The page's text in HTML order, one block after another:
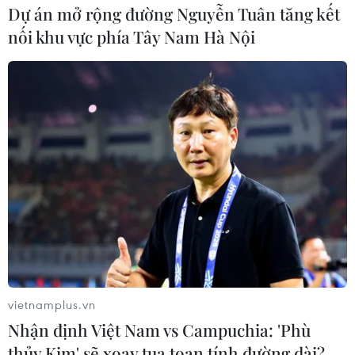
Xung đột Hamas-Israel: Saudi Arabia tổ
chức vòng đàm phán về Gaza vào tuần tới
26/04/2024 01:31
Dự án mở rộng đường Nguyễn Tuân tăng kết
nối khu vực phía Tây Nam Hà Nội
vietnamplus.vn
Nhận định Việt Nam vs Campuchia: 'Phù